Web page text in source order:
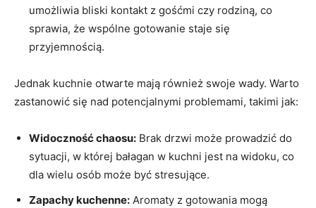
umożliwia bliski kontakt z gośćmi czy rodziną, co
sprawia, że wspólne gotowanie staje się
przyjemnością.
Jednak kuchnie otwarte mają również swoje wady. Warto
zastanowić się nad potencjalnymi problemami, takimi jak:
Widoczność chaosu: Brak drzwi może prowadzić do
sytuacji, w której bałagan w kuchni jest na widoku, co
dla wielu osób może być stresujące.
Zapachy kuchenne: Aromaty z gotowania mogą